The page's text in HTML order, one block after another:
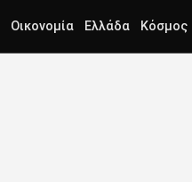
Οικονομία Ελλάδα Κόσμος